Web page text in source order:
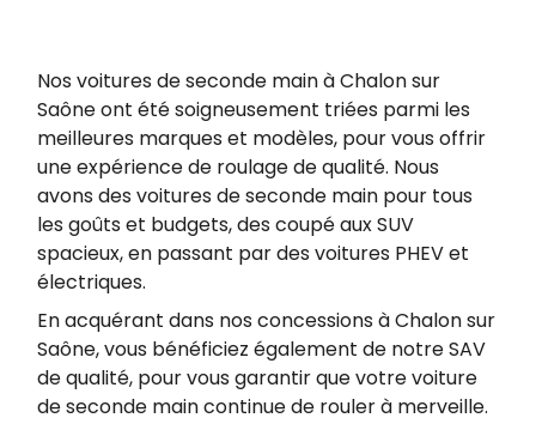
tout moment à être démarché par téléphone,
en vous inscrivant gratuitement sur
https://www.bloctel.gouv.fr/.
Nos voitures de seconde main à Chalon sur
Saône ont été soigneusement triées parmi les
meilleures marques et modèles, pour vous offrir
une expérience de roulage de qualité. Nous
avons des voitures de seconde main pour tous
les goûts et budgets, des coupé aux SUV
spacieux, en passant par des voitures PHEV et
électriques.
En acquérant dans nos concessions à Chalon sur
Saône, vous bénéficiez également de notre SAV
de qualité, pour vous garantir que votre voiture
de seconde main continue de rouler à merveille.